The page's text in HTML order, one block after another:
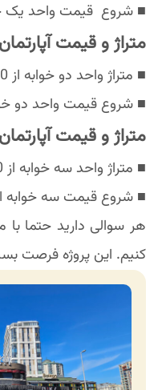
■ شروع قیمت واحد یک خوابه
متراژ و قیمت آپارتمان
■ متراژ واحد دو خوابه از 90 تا 120 متر مربع
■ شروع قیمت واحد دو خوابه
متراژ و قیمت آپارتمان
■ متراژ واحد سه خوابه از 170 متر مربع
■ شروع قیمت سه خوابه از
هر سوالی دارید حتما با
کنیم. این پروژه فرصت